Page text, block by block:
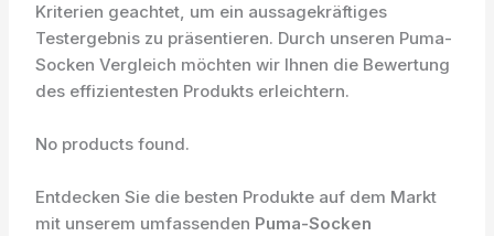
Kriterien geachtet, um ein aussagekräftiges
Testergebnis zu präsentieren. Durch unseren Puma-
Socken Vergleich möchten wir Ihnen die Bewertung
des effizientesten Produkts erleichtern.
No products found.
Entdecken Sie die besten Produkte auf dem Markt
mit unserem umfassenden Puma-Socken